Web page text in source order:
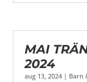
MAI
2024
aug 13, 2024 | Barn